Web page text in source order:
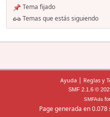
Tema fijado
Temas que estás siguiendo
Ayuda | Reglas y
SMF 2.1.6 ©
SMFAds
Page generada en